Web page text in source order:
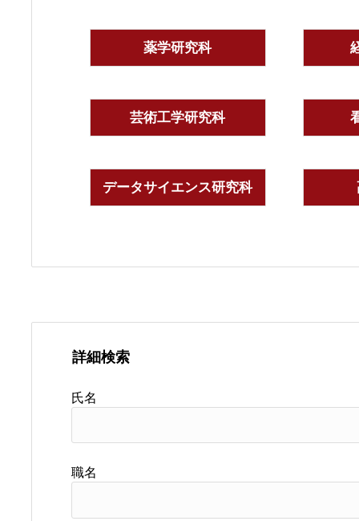
薬学研究科
芸術工学研究科
データサイエンス研究科
詳細検索
氏名
職名